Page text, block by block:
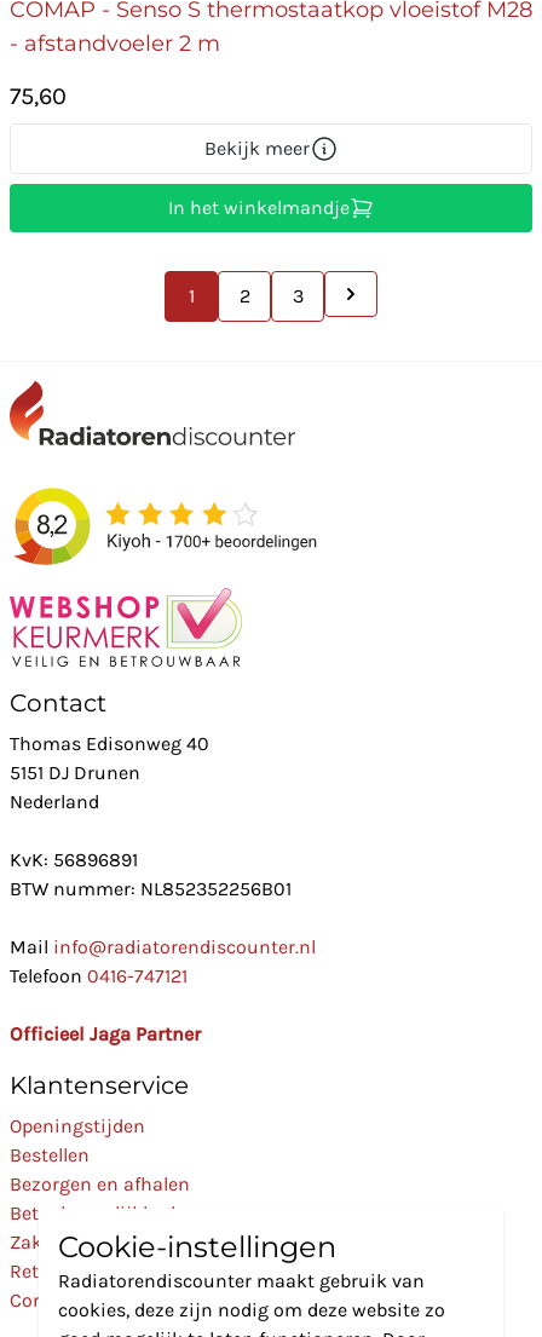
COMAP - Senso S thermostaatkop vloeistof M28
- afstandvoeler 2 m
75,60
Bekijk meer
In het winkelmandje
1 2 3
Contact
Thomas Edisonweg 40
5151 DJ Drunen
Nederland
KvK: 56896891
BTW nummer: NL852352256B01
Mail info@radiatorendiscounter.nl
Telefoon 0416-747121
Officieel Jaga Partner
Klantenservice
Openingstijden
Bestellen
Bezorgen en afhalen
Betaalmogelijkheden
Zakelijk
Retourneren
Contact
Cookie-instellingen
Radiatorendiscounter maakt gebruik van
cookies, deze zijn nodig om deze website zo